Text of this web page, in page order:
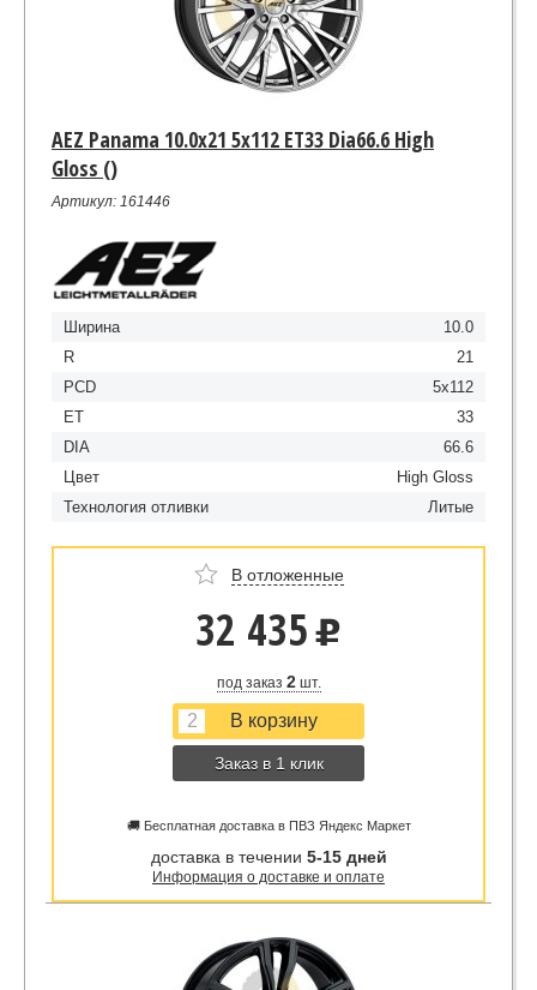
AEZ Panama 10.0x21 5x112 ET33 Dia66.6 High
Gloss ()
Артикул: 161446
Ширина
10.0
R
21
PCD
5x112
ET
33
DIA
66.6
Цвет
High Gloss
Технология отливки
Литые
В отложенные
32 435 u
под заказ 2шт.
Заказ в 1 клик
🚚 Бесплатная доставка в ПВЗ Яндекс Маркет
доставка в течении 5-15 дней
Информация о доставке и оплате